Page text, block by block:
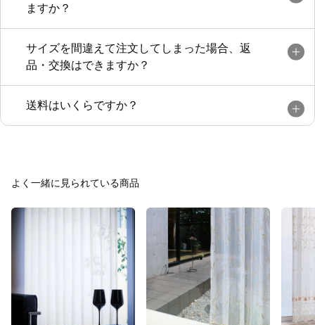
ますか？
サイズを間違えて注文してしまった場合、返
品・交換はできますか？
送料はいくらですか？
よく一緒に見られている商品